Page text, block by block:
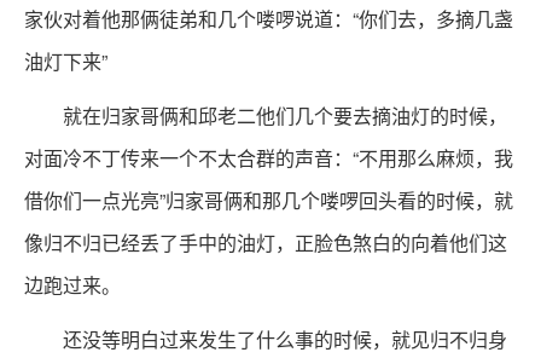
家伙对着他那俩徒弟和几个喽啰说道：“你们去，多摘几盏
油灯下来”
就在归家哥俩和邱老二他们几个要去摘油灯的时候，
对面冷不丁传来一个不太合群的声音：“不用那么麻烦，我
借你们一点光亮”归家哥俩和那几个喽啰回头看的时候，就
像归不归已经丢了手中的油灯，正脸色煞白的向着他们这
边跑过来。
还没等明白过来发生了什么事的时候，就见归不归身